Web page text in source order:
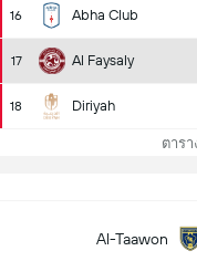
16 Abha Club
17 Al Faysaly
18 Diriyah
ตารา
Al-Taawon